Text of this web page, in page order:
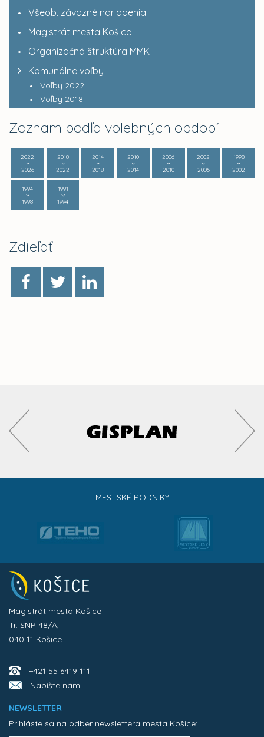
Všeob. záväzné nariadenia
Magistrát mesta Košice
Organizačná štruktúra MMK
Komunálne voľby
Voľby 2022
Voľby 2018
Zoznam podľa volebných období
2022
2026
2018
2022
2014
2018
2010
2014
2006
2010
2002
2006
1998
2002
1994
1998
1991
1994
Zdieľať
MESTSKÉ PODNIKY
Magistrát mesta Košice
Tr. SNP 48/A,
040 11 Košice
+421 55 6419 111
Napíšte nám
NEWSLETTER
Prihláste sa na odber newslettera mesta Košice: